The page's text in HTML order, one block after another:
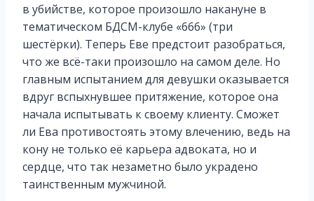
в убийстве, которое произошло накануне в
тематическом БДСМ-клубе «666» (три
шестёрки). Теперь Еве предстоит разобраться,
что же всё-таки произошло на самом деле. Но
главным испытанием для девушки оказывается
вдруг вспыхнувшее притяжение, которое она
начала испытывать к своему клиенту. Сможет
ли Ева противостоять этому влечению, ведь на
кону не только её карьера адвоката, но и
сердце, что так незаметно было украдено
таинственным мужчиной.